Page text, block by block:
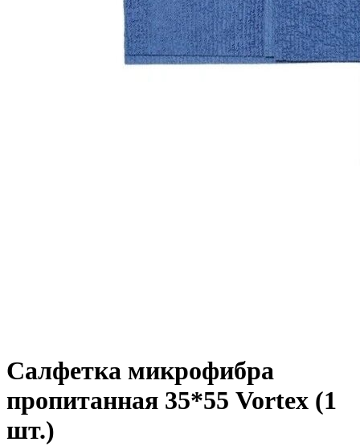
Салфетка микрофибра
пропитанная 35*55 Vortex (1
шт.)